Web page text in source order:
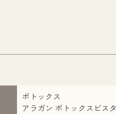
ボトックス
アラガン ボトックスビスタ